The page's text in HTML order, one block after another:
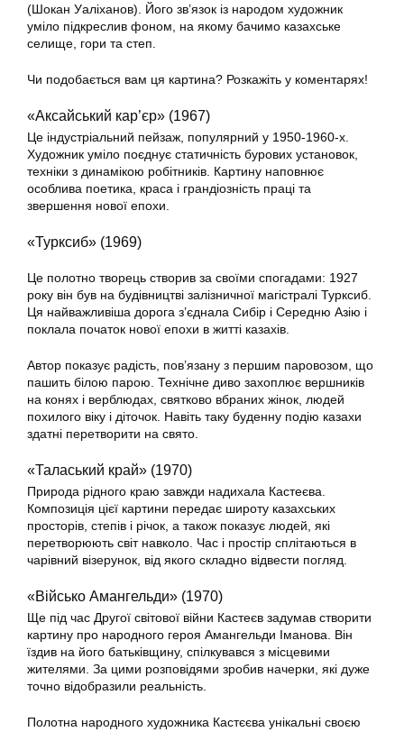
(Шокан Уаліханов). Його зв’язок із народом художник
уміло підкреслив фоном, на якому бачимо казахське
селище, гори та степ.
Чи подобається вам ця картина? Розкажіть у коментарях!
«Аксайський кар’єр» (1967)
Це індустріальний пейзаж, популярний у 1950-1960-х.
Художник уміло поєднує статичність бурових установок,
техніки з динамікою робітників. Картину наповнює
особлива поетика, краса і грандіозність праці та
звершення нової епохи.
«Турксиб» (1969)
Це полотно творець створив за своїми спогадами: 1927
року він був на будівництві залізничної магістралі Турксиб.
Ця найважливіша дорога з’єднала Сибір і Середню Азію і
поклала початок нової епохи в житті казахів.
Автор показує радість, пов’язану з першим паровозом, що
пашить білою парою. Технічне диво захоплює вершників
на конях і верблюдах, святково вбраних жінок, людей
похилого віку і діточок. Навіть таку буденну подію казахи
здатні перетворити на свято.
«Таласький край» (1970)
Природа рідного краю завжди надихала Кастеєва.
Композиція цієї картини передає широту казахських
просторів, степів і річок, а також показує людей, які
перетворюють світ навколо. Час і простір сплітаються в
чарівний візерунок, від якого складно відвести погляд.
«Військо Амангельди» (1970)
Ще під час Другої світової війни Кастеєв задумав створити
картину про народного героя Амангельди Іманова. Він
їздив на його батьківщину, спілкувався з місцевими
жителями. За цими розповідями зробив начерки, які дуже
точно відобразили реальність.
Полотна народного художника Кастєєва унікальні своєю